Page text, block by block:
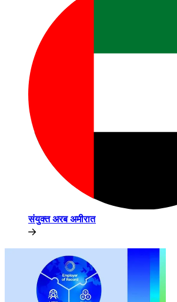
संयुक्त अरब अमीरात​​